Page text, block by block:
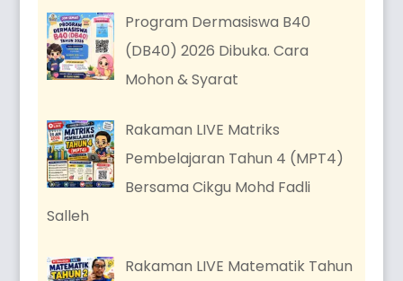
Program Dermasiswa B40
(DB40) 2026 Dibuka. Cara
Mohon & Syarat
Rakaman LIVE Matriks
Pembelajaran Tahun 4 (MPT4)
Bersama Cikgu Mohd Fadli
Salleh
Rakaman LIVE Matematik Tahun